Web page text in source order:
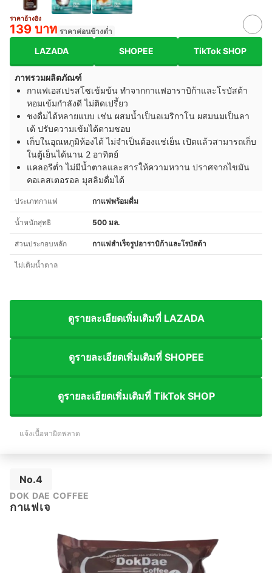
ราคาอ้างอิง
139 บาท ราคาค่อนข้างต่ำ
LAZADA SHOPEE TikTok SHOP
ภาพรวมผลิตภัณฑ์
กาแฟเอสเปรสโซเข้มข้น ทำจากกาแฟอาราบิก้าและโรบัสต้า
หอมเข้มกำลังดี ไม่ติดเปรี้ยว
ชงดื่มได้หลายแบบ เช่น ผสมน้ำเป็นอเมริกาโน ผสมนมเป็นลา
เต้ ปรับความเข้มได้ตามชอบ
เก็บในอุณหภูมิห้องได้ ไม่จำเป็นต้องแช่เย็น เปิดแล้วสามารถเก็บ
ในตู้เย็นได้นาน 2 อาทิตย์
แคลอรีต่ำ ไม่มีน้ำตาลและสารให้ความหวาน ปราศจากไขมัน
คอเลสเตอรอล มุสลิมดื่มได้
ประเภทกาแฟ กาแฟพร้อมดื่ม
น้ำหนักสุทธิ 500 มล.
ส่วนประกอบหลัก กาแฟสำเร็จรูปอาราบิก้าและโรบัสต้า
ไม่เติมน้ำตาล
ดูรายละเอียดเพิ่มเติมที่ LAZADA
ดูรายละเอียดเพิ่มเติมที่ SHOPEE
ดูรายละเอียดเพิ่มเติมที่ TikTok SHOP
แจ้งเนื้อหาผิดพลาด
No.4
DOK DAE COFFEE
กาแฟเจ